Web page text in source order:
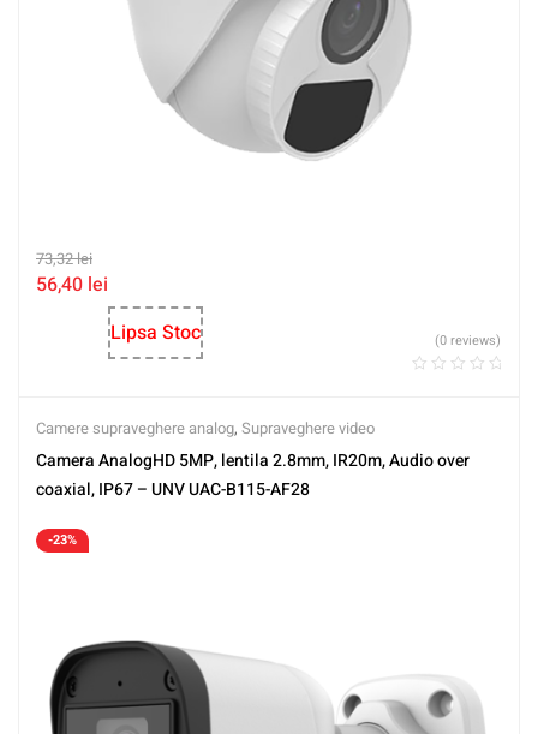
73,32lei
56,40 lei
Lipsa Stoc
(0 reviews)
Camere supraveghere analog, Supraveghere video
Camera AnalogHD 5MP, lentila 2.8mm, IR20m, Audio over
coaxial, IP67 – UNV UAC-B115-AF28
-23%